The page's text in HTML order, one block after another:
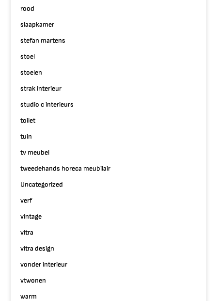
rood
slaapkamer
stefan martens
stoel
stoelen
strak interieur
studio c interieurs
toilet
tuin
tv meubel
tweedehands horeca meubilair
Uncategorized
verf
vintage
vitra
vitra design
vonder interieur
vtwonen
warm